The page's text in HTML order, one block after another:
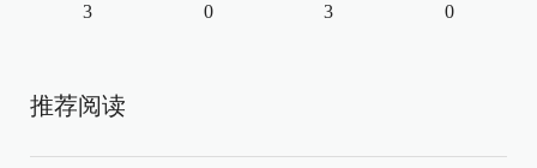
3 0 3 0
推荐阅读